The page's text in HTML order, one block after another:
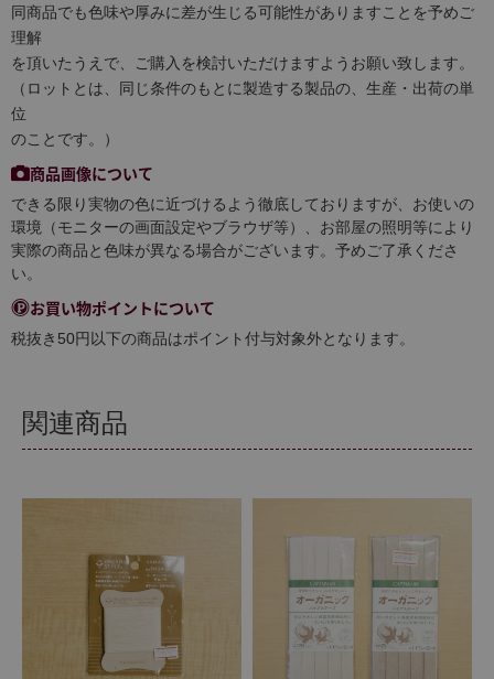
同商品でも色味や厚みに差が生じる可能性がありますことを予めご
理解
を頂いたうえで、ご購入を検討いただけますようお願い致します。
（ロットとは、同じ条件のもとに製造する製品の、生産・出荷の単
位
のことです。）
商品画像について
できる限り実物の色に近づけるよう徹底しておりますが、お使いの
環境（モニターの画面設定やブラウザ等）、お部屋の照明等により
実際の商品と色味が異なる場合がございます。予めご了承くださ
い。
お買い物ポイントについて
税抜き50円以下の商品はポイント付与対象外となります。
関連商品